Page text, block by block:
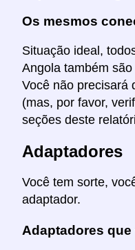
Os mesmos
Situação ideal,
Angola também
Você não precisará
(mas, por favor,
seções deste
Adaptadores
Você tem sorte,
adaptador.
Adaptadores